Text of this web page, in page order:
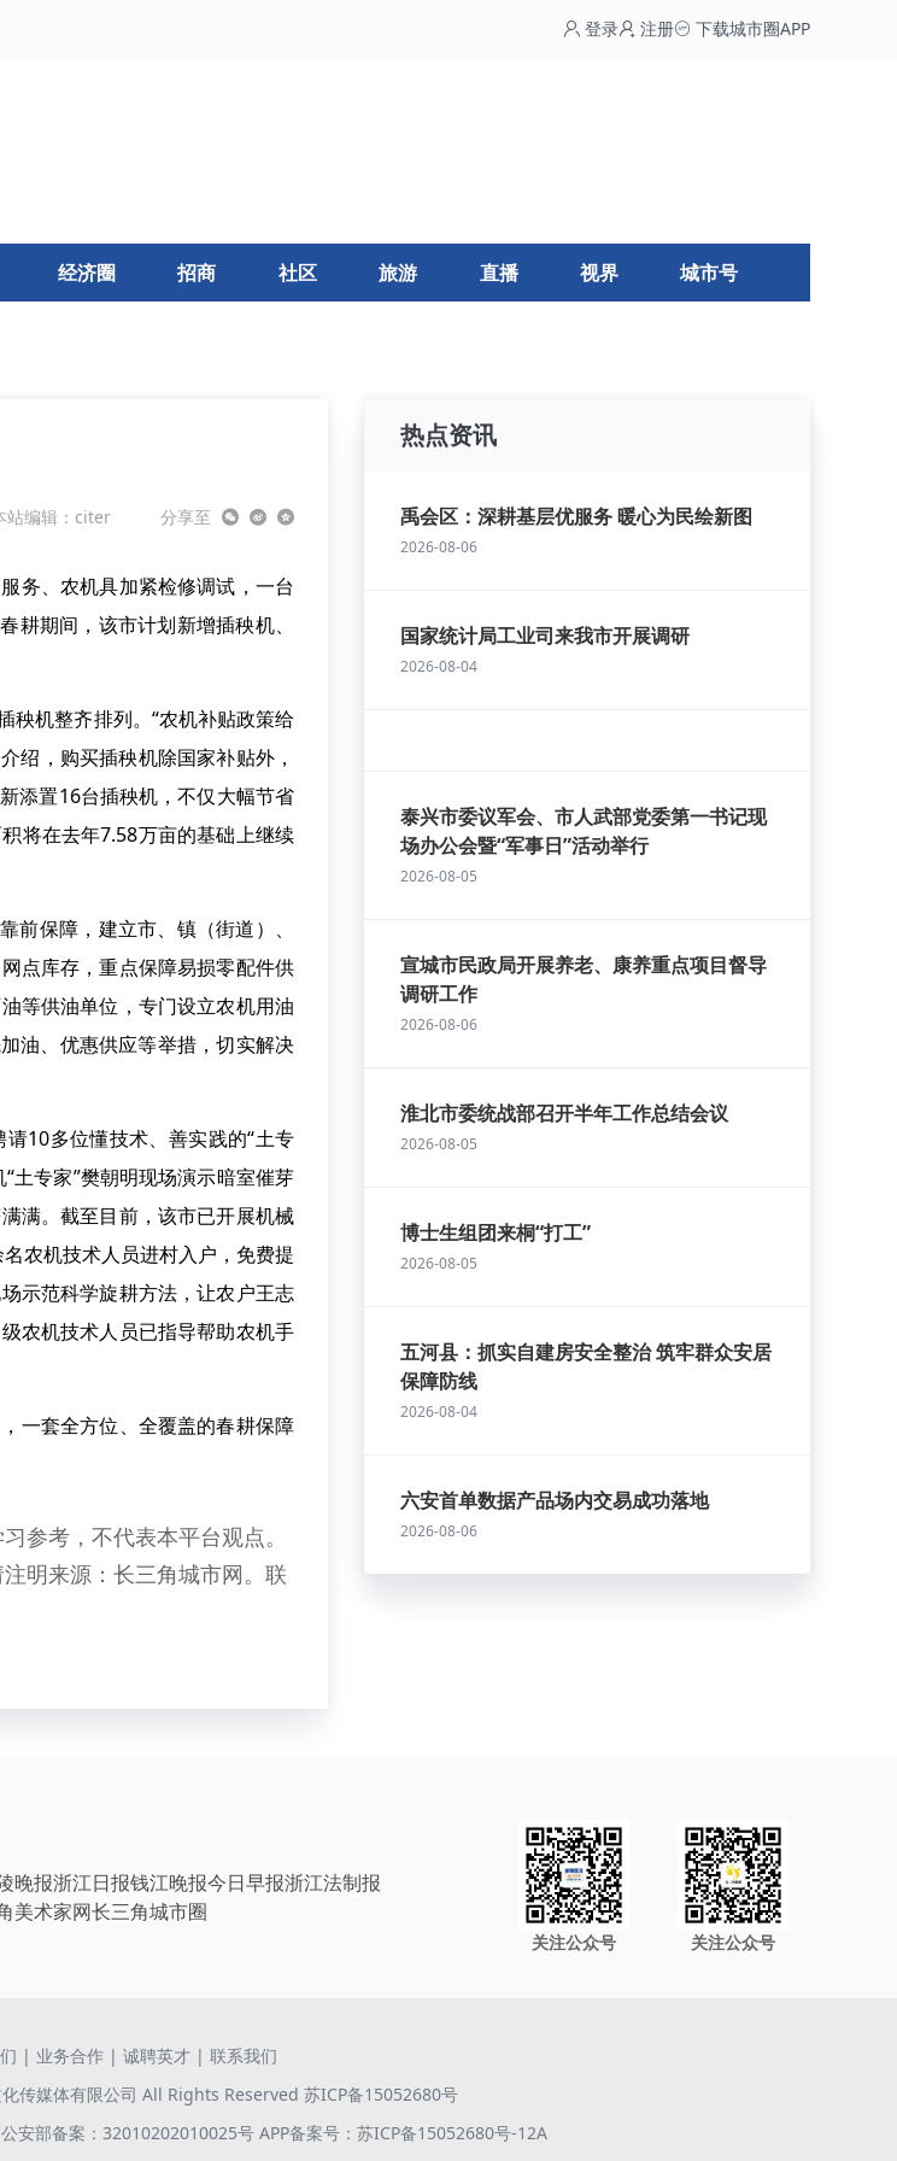
登录 注册 下载城市圈APP
经济圈 招商 社区 旅游 直播 视界 城市号
站编辑：citer 分享至
务、农机具加紧检修调试，一台
耕期间，该市计划新增插秧机、
秧机整齐排列。“农机补贴政策给
绍，购买插秧机除国家补贴外，
添置16台插秧机，不仅大幅节省
将在去年7.58万亩的基础上继续
前保障，建立市、镇（街道）、
点库存，重点保障易损零配件供
等供油单位，专门设立农机用油
油、优惠供应等举措，切实解决
10多位懂技术、善实践的“土专
土专家”樊朝明现场演示暗室催芽
满。截至目前，该市已开展机械
农机技术人员进村入户，免费提
示范科学旋耕方法，让农户王志
农机技术人员已指导帮助农机手
一套全方位、全覆盖的春耕保障
参考，不代表本平台观点。
明来源：长三角城市网。联
热点资讯
禹会区：深耕基层优服务 暖心为民绘新图
2026-08-06
国家统计局工业司来我市开展调研
2026-08-04
泰兴市委议军会、市人武部党委第一书记现
场办公会暨“军事日”活动举行
2026-08-05
宣城市民政局开展养老、康养重点项目督导
调研工作
2026-08-06
淮北市委统战部召开半年工作总结会议
2026-08-05
博士生组团来桐“打工”
2026-08-05
五河县：抓实自建房安全整治 筑牢群众安居
保障防线
2026-08-04
六安首单数据产品场内交易成功落地
2026-08-06
晚报浙江日报钱江晚报今日早报浙江法制报
美术家网长三角城市圈
关注公众号 关注公众号
| 业务合作 | 诚聘英才 | 联系我们
传媒体有限公司 All Rights Reserved 苏ICP备15052680号
公安部备案：32010202010025号 APP备案号：苏ICP备15052680号-12A